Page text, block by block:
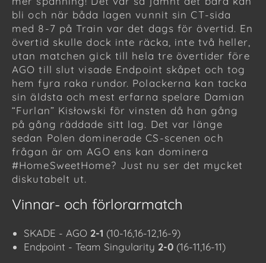
bli och när båda lagen vunnit sin CT-sida
med 8-7 på Train var det dags för övertid. En
övertid skulle dock inte räcka, inte två heller,
utan matchen gick till hela tre övertider före
AGO till slut visade Endpoint skåpet och tog
hem fyra raka rundor. Polackerna kan tacka
sin äldsta och mest erfarna spelare Damian
“Furlan” Kisłowski för vinsten då han gång
på gång räddade sitt lag. Det var länge
sedan Polen dominerade CS-scenen och
frågan är om AGO ens kan dominera
#HomeSweetHome? Just nu ser det mycket
diskutabelt ut.
Vinnar- och förlorarmatch
SKADE - AGO 2-1 (10-16,16-12,16-9)
Endpoint - Team Singularity 2-0 (16-11,16-11)